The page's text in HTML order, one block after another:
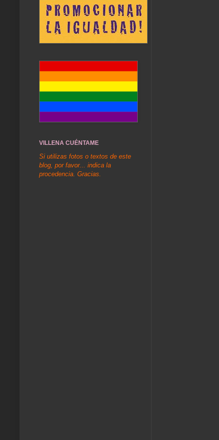
VILLENA CUÉNTAME
Si utilizas fotos o textos de este
blog, por favor... indica la
procedencia. Gracias.